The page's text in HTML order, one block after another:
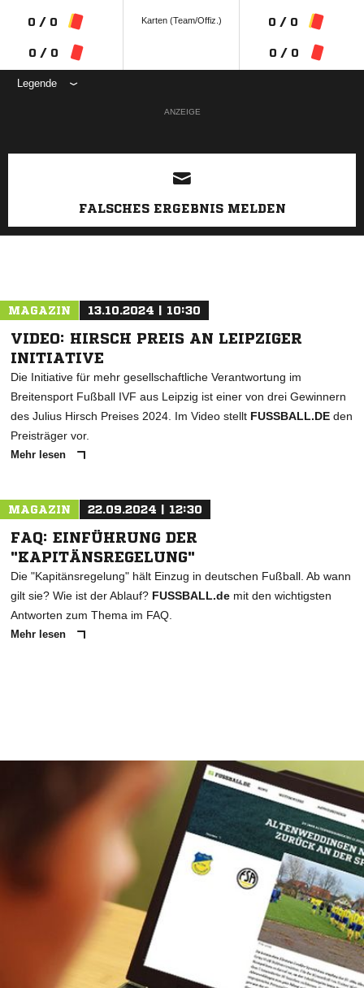
0 / 0
0 / 0
Karten (Team/Offiz.) 0 / 0
0 / 0
Legende
ANZEIGE
FALSCHES ERGEBNIS MELDEN
MAGAZIN 13.10.2024 | 10:30
VIDEO: HIRSCH PREIS AN LEIPZIGER
INITIATIVE
Die Initiative für mehr gesellschaftliche Verantwortung im
Breitensport Fußball IVF aus Leipzig ist einer von drei Gewinnern
des Julius Hirsch Preises 2024. Im Video stellt FUSSBALL.DE den
Preisträger vor.
Mehr lesen
MAGAZIN 22.09.2024 | 12:30
FAQ: EINFÜHRUNG DER
"KAPITÄNSREGELUNG"
Die "Kapitänsregelung" hält Einzug in deutschen Fußball. Ab wann
gilt sie? Wie ist der Ablauf? FUSSBALL.de mit den wichtigsten
Antworten zum Thema im FAQ.
Mehr lesen